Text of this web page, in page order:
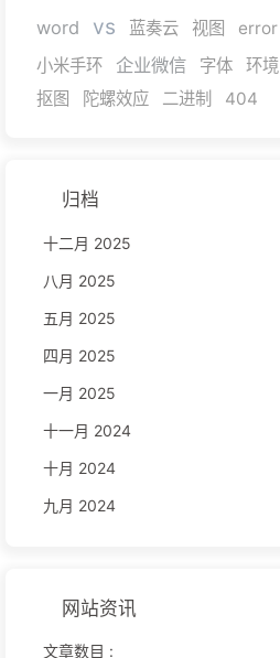
word vs 蓝奏云 视图 error
小米手环 企业微信 字体 环境
抠图
陀螺效应 二进制 404
归档
十二月 2025
八月 2025
五月 2025
四月 2025
一月 2025
十一月 2024
十月 2024
九月 2024
网站资讯
文章数目 :